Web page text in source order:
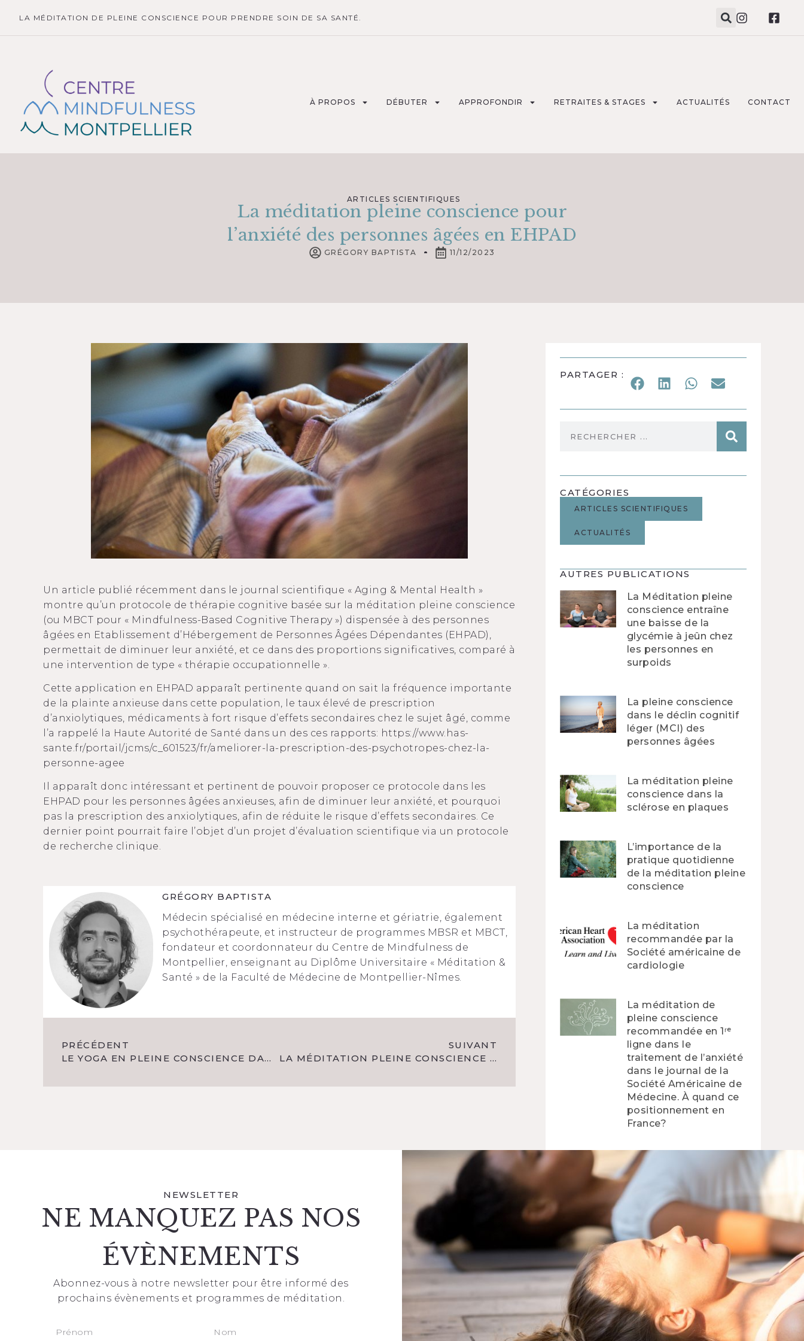
LA MÉDITATION DE PLEINE CONSCIENCE POUR PRENDRE SOIN DE SA SANTÉ.
À PROPOS DÉBUTER APPROFONDIR RETRAITES & STAGES ACTUALITÉS CONTACT
ARTICLES SCIENTIFIQUES
La méditation pleine conscience pour
l’anxiété des personnes âgées en EHPAD
GRÉGORY BAPTISTA 11/12/2023
Un article publié récemment dans le journal scientifique « Aging & Mental Health »
montre qu’un protocole de thérapie cognitive basée sur la méditation pleine conscience
(ou MBCT pour « Mindfulness-Based Cognitive Therapy ») dispensée à des personnes
âgées en Etablissement d’Hébergement de Personnes Âgées Dépendantes (EHPAD),
permettait de diminuer leur anxiété, et ce dans des proportions significatives, comparé à
une intervention de type « thérapie occupationnelle ».
Cette application en EHPAD apparaît pertinente quand on sait la fréquence importante
de la plainte anxieuse dans cette population, le taux élevé de prescription
d’anxiolytiques, médicaments à fort risque d’effets secondaires chez le sujet âgé, comme
l’a rappelé la Haute Autorité de Santé dans un des ces rapports: https://www.has-
sante.fr/portail/jcms/c_601523/fr/ameliorer-la-prescription-des-psychotropes-chez-la-
personne-agee
Il apparaît donc intéressant et pertinent de pouvoir proposer ce protocole dans les
EHPAD pour les personnes âgées anxieuses, afin de diminuer leur anxiété, et pourquoi
pas la prescription des anxiolytiques, afin de réduite le risque d’effets secondaires. Ce
dernier point pourrait faire l’objet d’un projet d’évaluation scientifique via un protocole
de recherche clinique.
GRÉGORY BAPTISTA
Médecin spécialisé en médecine interne et gériatrie, également
psychothérapeute, et instructeur de programmes MBSR et MBCT,
fondateur et coordonnateur du Centre de Mindfulness de
Montpellier, enseignant au Diplôme Universitaire « Méditation &
Santé » de la Faculté de Médecine de Montpellier-Nîmes.
PRÉCÉDENT
LE YOGA EN PLEINE CONSCIENCE DANS LA MALADIE DE PARKINSON
SUIVANT
LA MÉDITATION PLEINE CONSCIENCE ENTRAÎNE UNE BAISSE DE LA GLYCÉMIE À JEÛN CHEZ LES PERSONNES EN SURPOIDS
PARTAGER :
CATÉGORIES
ARTICLES SCIENTIFIQUES
ACTUALITÉS
AUTRES PUBLICATIONS
La Méditation pleine
conscience entraîne
une baisse de la
glycémie à jeûn chez
les personnes en
surpoids
La pleine conscience
dans le déclin cognitif
léger (MCI) des
personnes âgées
La méditation pleine
conscience dans la
sclérose en plaques
L’importance de la
pratique quotidienne
de la méditation pleine
conscience
La méditation
recommandée par la
Société américaine de
cardiologie
La méditation de
pleine conscience
recommandée en 1ʳᵉ
ligne dans le
traitement de l’anxiété
dans le journal de la
Société Américaine de
Médecine. À quand ce
positionnement en
France?
NEWSLETTER
NE MANQUEZ PAS NOS
ÉVÈNEMENTS
Abonnez-vous à notre newsletter pour être informé des
prochains évènements et programmes de méditation.